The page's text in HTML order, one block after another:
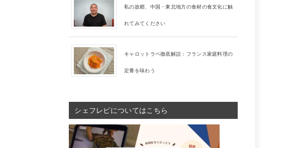
私の故郷、中国・東北地方の食材の食文化に触
れてみてください
キャロットラペ徹底解説：フランス家庭料理の
定番を味わう
シェフレピについてはこちら